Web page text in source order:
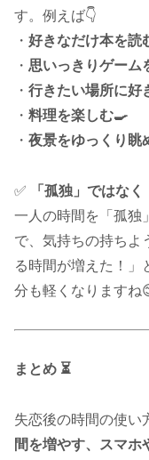
す。例えば👇
・ 好きなだけ本を読
・ 思いっきりゲーム
・ 行きたい場所に好
・ 料理を楽しむ🍳
・ 夜景をゆっくり眺
✅ 「孤独」ではな
一人の時間を「孤独
で、気持ちの持ちよ
る時間が増えた！」
分も軽くなりますね
まとめ ⏳
失恋後の時間の使い
間を増やす、スマホ